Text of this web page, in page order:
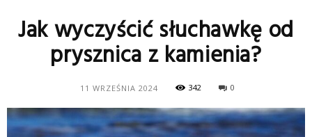
Jak wyczyścić słuchawkę od
prysznica z kamienia?
11 WRZEŚNIA 2024 342 0